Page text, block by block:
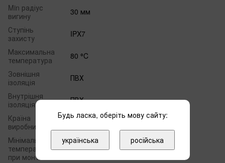
Min радіус
вигину
30 мм
Ступінь
захисту
IPX7
Максимальна
температура
80 ⁰C
Зовнішня
ізоляція
ПВХ
Внутрішня
ізоляція
ПВХ
Країна
виробництва
Мінімальна
температура
при монтажі
5 °C
Будь ласка, оберіть мову сайту:
українська російська